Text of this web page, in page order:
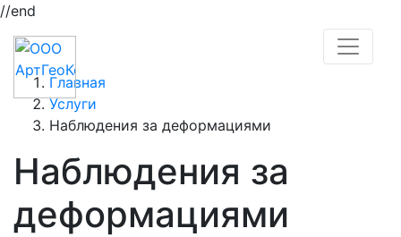
//end
Главная
Услуги
Наблюдения за деформациями
Наблюдения за
деформациями